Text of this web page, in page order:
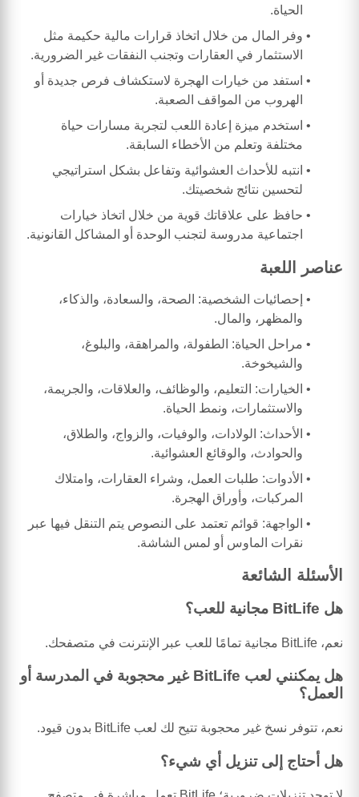
الحياة.
وفر المال من خلال اتخاذ قرارات مالية حكيمة مثل
الاستثمار في العقارات وتجنب النفقات غير الضرورية.
استفد من خيارات الهجرة لاستكشاف فرص جديدة أو
الهروب من المواقف الصعبة.
استخدم ميزة إعادة اللعب لتجربة مسارات حياة
مختلفة وتعلم من الأخطاء السابقة.
انتبه للأحداث العشوائية وتفاعل بشكل استراتيجي
لتحسين نتائج شخصيتك.
حافظ على علاقاتك قوية من خلال اتخاذ خيارات
اجتماعية مدروسة لتجنب الوحدة أو المشاكل القانونية.
عناصر اللعبة
إحصائيات الشخصية: الصحة، والسعادة، والذكاء،
والمظهر، والمال.
مراحل الحياة: الطفولة، والمراهقة، والبلوغ،
والشيخوخة.
الخيارات: التعليم، والوظائف، والعلاقات، والجريمة،
والاستثمارات، ونمط الحياة.
الأحداث: الولادات، والوفيات، والزواج، والطلاق،
والحوادث، والوقائع العشوائية.
الأدوات: طلبات العمل، وشراء العقارات، وامتلاك
المركبات، وأوراق الهجرة.
الواجهة: قوائم تعتمد على النصوص يتم التنقل فيها عبر
نقرات الماوس أو لمس الشاشة.
الأسئلة الشائعة
هل BitLife مجانية للعب؟
نعم، BitLife مجانية تمامًا للعب عبر الإنترنت في متصفحك.
هل يمكنني لعب BitLife غير محجوبة في المدرسة أو
العمل؟
نعم، تتوفر نسخ غير محجوبة تتيح لك لعب BitLife بدون قيود.
هل أحتاج إلى تنزيل أي شيء؟